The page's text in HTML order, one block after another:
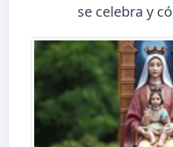
se celebra y